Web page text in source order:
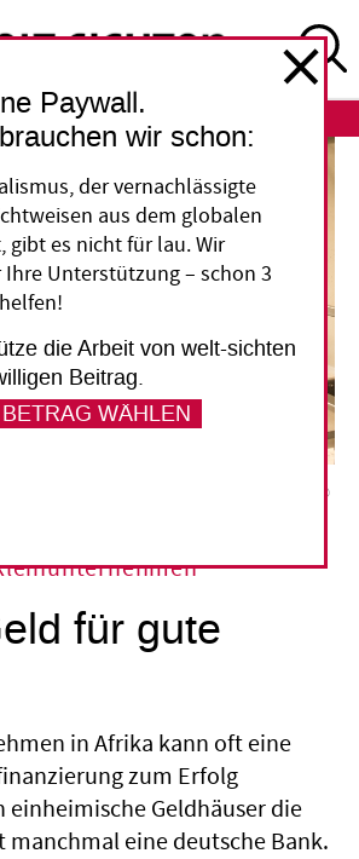
ABO
für gute
in Afrika kann oft eine
zum Erfolg
einheimische Geldhäuser die
eine deutsche Bank.
Paywall.
wir schon:
der vernachlässigte
aus dem globalen
gibt es nicht für lau. Wir
Unterstützung – schon 3
die Arbeit von welt-sichten
Beitrag.
WÄHLEN